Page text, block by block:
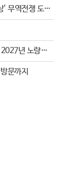
' 무역전쟁 도화
년 노량진
문까지